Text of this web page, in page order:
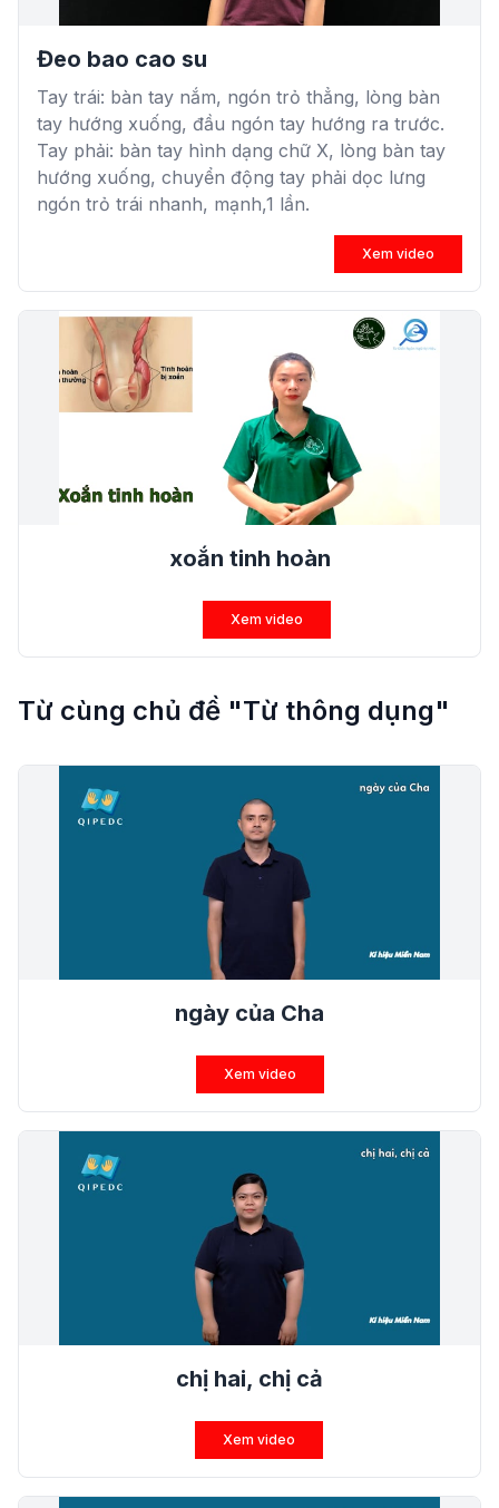
Đeo bao cao su
Tay trái: bàn tay nắm, ngón trỏ thẳng, lòng bàn
tay hướng xuống, đầu ngón tay hướng ra trước.
Tay phải: bàn tay hình dạng chữ X, lòng bàn tay
hướng xuống, chuyển động tay phải dọc lưng
ngón trỏ trái nhanh, mạnh,1 lần.
Xem video
xoắn tinh hoàn
Xem video
Từ cùng chủ đề "Từ thông dụng"
ngày của Cha
Xem video
chị hai, chị cả
Xem video